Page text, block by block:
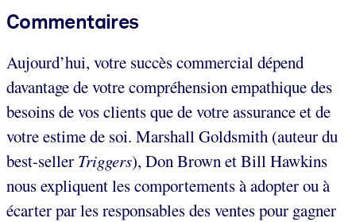
Commentaires
Aujourd’hui, votre succès commercial dépend
davantage de votre compréhension empathique des
besoins de vos clients que de votre assurance et de
votre estime de soi. Marshall Goldsmith (auteur du
best-seller Triggers), Don Brown et Bill Hawkins
nous expliquent les comportements à adopter ou à
écarter par les responsables des ventes pour gagner